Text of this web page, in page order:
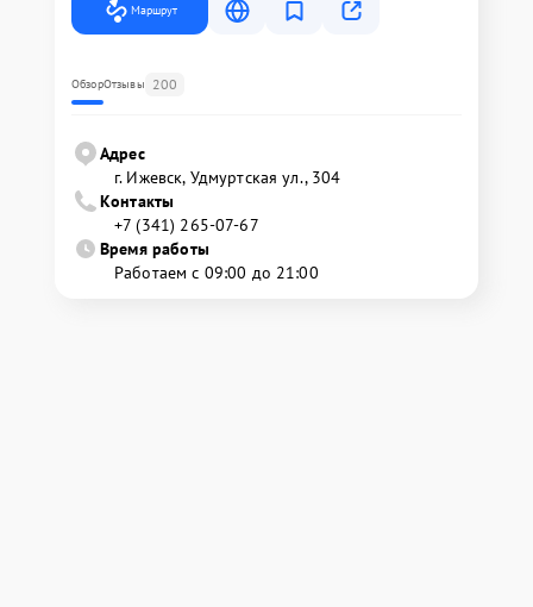
Маршрут
ОбзорОтзывы 200
Адрес
г. Ижевск, Удмуртская ул., 304
Контакты
+7 (341) 265-07-67
Время работы
Работаем с 09:00 до 21:00